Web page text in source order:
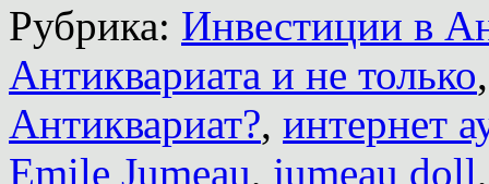
Рубрика: Инвестиции в
Антиквариата и не только
Антиквариат?, интернет
Emile Jumeau, jumeau doll